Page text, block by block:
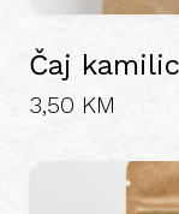
Čaj
3,50 KM